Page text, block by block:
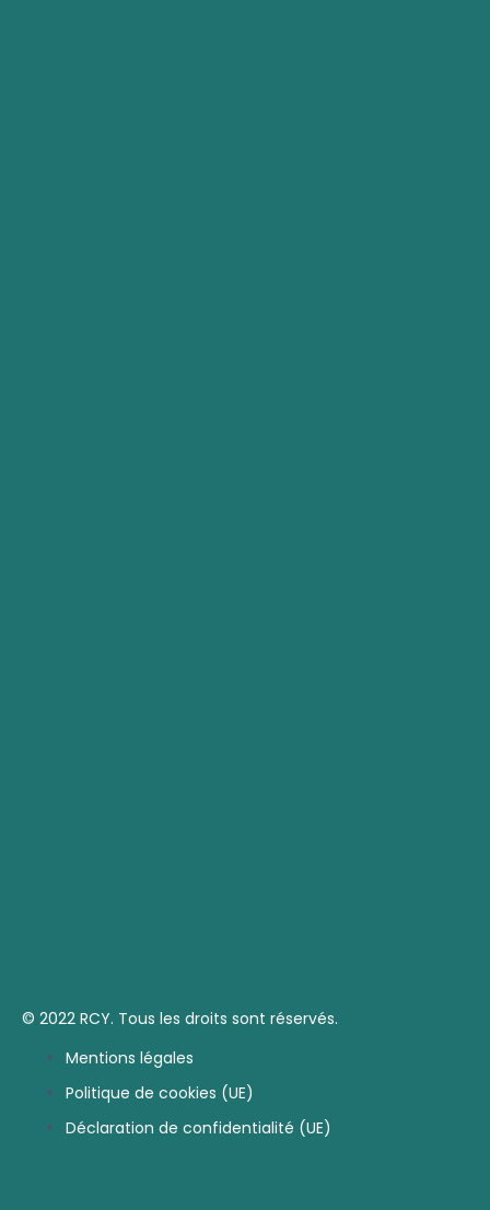
© 2022 RCY. Tous les droits sont réservés.
Mentions légales
Politique de cookies (UE)
Déclaration de confidentialité (UE)